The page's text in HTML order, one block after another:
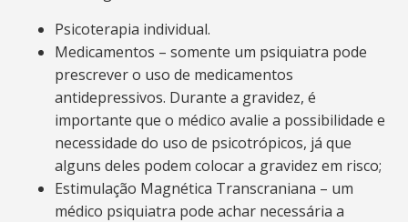
Psicoterapia individual.
Medicamentos – somente um psiquiatra pode
prescrever o uso de medicamentos
antidepressivos. Durante a gravidez, é
importante que o médico avalie a possibilidade e
necessidade do uso de psicotrópicos, já que
alguns deles podem colocar a gravidez em risco;
Estimulação Magnética Transcraniana – um
médico psiquiatra pode achar necessária a